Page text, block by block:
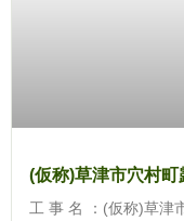
(仮称)草津市穴村
工 事 名 ：(仮称)草津